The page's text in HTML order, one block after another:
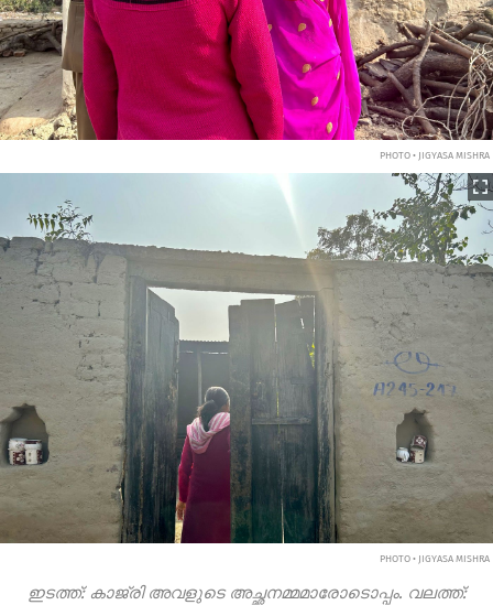
PHOTO • JIGYASA MISHRA
PHOTO • JIGYASA MISHRA
ഇടത്ത്: കാജ്രി അവളുടെ അച്ഛനമ്മമാരോടൊപ്പം. വലത്ത്: